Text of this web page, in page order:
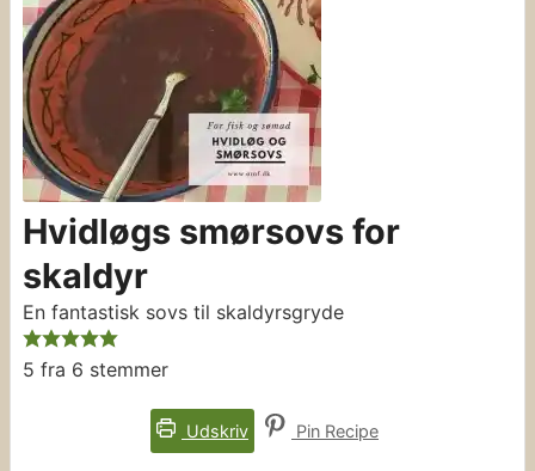
Hvidløgs smørsovs for
skaldyr
En fantastisk sovs til skaldyrsgryde
5 fra 6 stemmer
Udskriv Pin Recipe